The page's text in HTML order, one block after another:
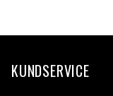
KUNDSERVICE